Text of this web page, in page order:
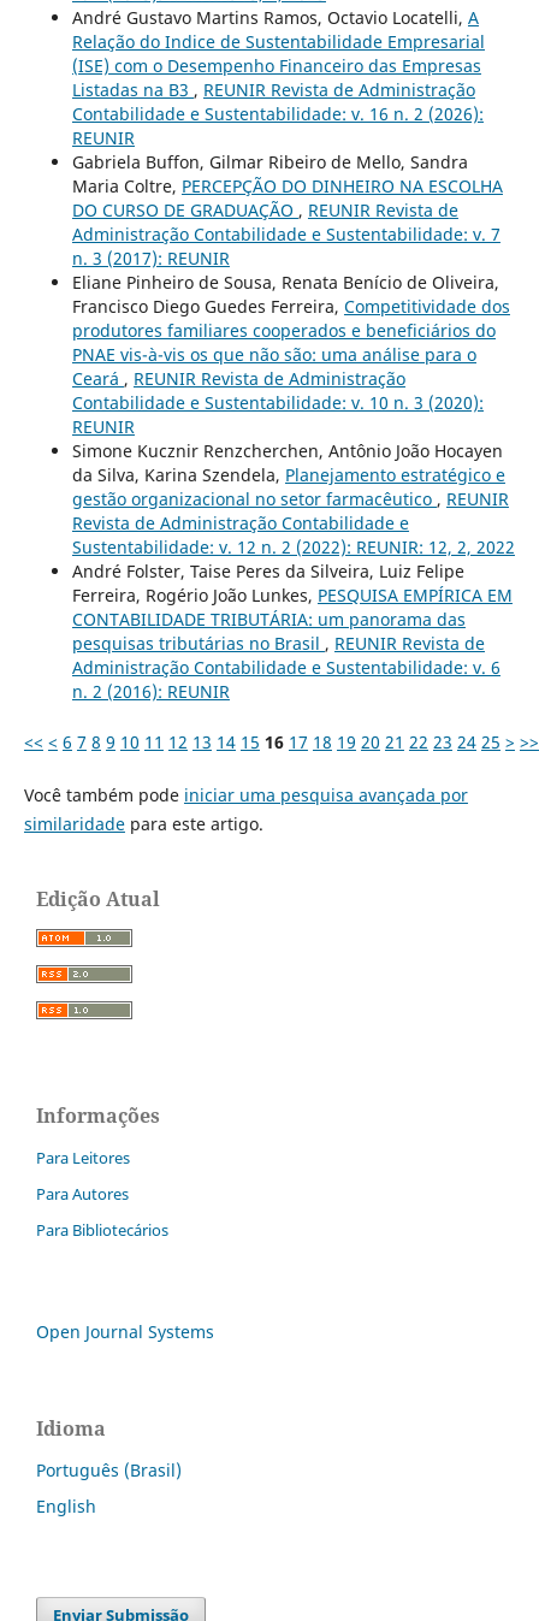
André Gustavo Martins Ramos, Octavio Locatelli, A
Relação do Indice de Sustentabilidade Empresarial
(ISE) com o Desempenho Financeiro das Empresas
Listadas na B3 , REUNIR Revista de Administração
Contabilidade e Sustentabilidade: v. 16 n. 2 (2026):
REUNIR
Gabriela Buffon, Gilmar Ribeiro de Mello, Sandra
Maria Coltre, PERCEPÇÃO DO DINHEIRO NA ESCOLHA
DO CURSO DE GRADUAÇÃO , REUNIR Revista de
Administração Contabilidade e Sustentabilidade: v. 7
n. 3 (2017): REUNIR
Eliane Pinheiro de Sousa, Renata Benício de Oliveira,
Francisco Diego Guedes Ferreira, Competitividade dos
produtores familiares cooperados e beneficiários do
PNAE vis-à-vis os que não são: uma análise para o
Ceará , REUNIR Revista de Administração
Contabilidade e Sustentabilidade: v. 10 n. 3 (2020):
REUNIR
Simone Kucznir Renzcherchen, Antônio João Hocayen
da Silva, Karina Szendela, Planejamento estratégico e
gestão organizacional no setor farmacêutico , REUNIR
Revista de Administração Contabilidade e
Sustentabilidade: v. 12 n. 2 (2022): REUNIR: 12, 2, 2022
André Folster, Taise Peres da Silveira, Luiz Felipe
Ferreira, Rogério João Lunkes, PESQUISA EMPÍRICA EM
CONTABILIDADE TRIBUTÁRIA: um panorama das
pesquisas tributárias no Brasil , REUNIR Revista de
Administração Contabilidade e Sustentabilidade: v. 6
n. 2 (2016): REUNIR
<< < 6 7 8 9 10 11 12 13 14 15 16 17 18 19 20 21 22 23 24 25 > >>
Você também pode iniciar uma pesquisa avançada por
similaridadepara este artigo.
Edição Atual
Informações
Para Leitores
Para Autores
Para Bibliotecários
Open Journal Systems
Idioma
Português (Brasil)
English
Enviar Submissão